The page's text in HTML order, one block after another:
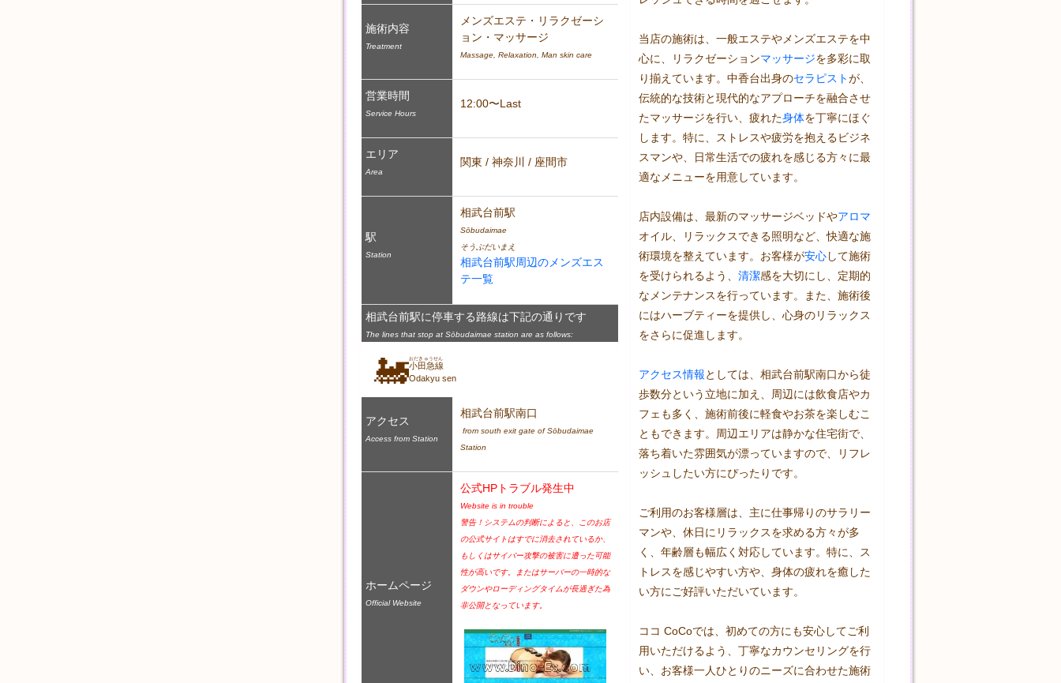
当店の施術は、一般エステやメンズエステを中
心に、リラクゼーションマッサージを多彩に取
り揃えています。中香台出身のセラピストが、
伝統的な技術と現代的なアプローチを融合させ
たマッサージを行い、疲れた身体を丁寧にほぐ
します。特に、ストレスや疲労を抱えるビジネ
スマンや、日常生活での疲れを感じる方々に最
適なメニューを用意しています。
店内設備は、最新のマッサージベッドやアロマ
オイル、リラックスできる照明など、快適な施
術環境を整えています。お客様が安心して施術
を受けられるよう、 清潔感を大切にし、定期的
なメンテナンスを行っています。また、施術後
にはハーブティーを提供し、心身のリラックス
をさらに促進します。
アクセス情報としては、相武台前駅南口から徒
歩数分という立地に加え、周辺には飲食店やカ
フェも多く、施術前後に軽食やお茶を楽しむこ
ともできます。周辺エリアは静かな住宅街で、
落ち着いた雰囲気が漂っていますので、リフレ
ッシュしたい方にぴったりです。
ご利用のお客様層は、主に仕事帰りのサラリー
マンや、休日にリラックスを求める方々が多
く、年齢層も幅広く対応しています。特に、ス
トレスを感じやすい方や、身体の疲れを癒した
い方にご好評いただいています。
ココ CoCoでは、初めての方にも安心してご利
用いただけるよう、丁寧なカウンセリングを行
い、お客様一人ひとりのニーズに合わせた施術
施術内容
Treatment
メンズエステ・リラクゼーシ
ョン・マッサージ
Massage, Relaxation, Man skin care
営業時間
Service Hours
12:00〜Last
エリア
Area
関東 / 神奈川 / 座間市
駅
Station
相武台前駅
Sōbudaimae
そうぶだいまえ
相武台前駅周辺のメンズエス
テ一覧
相武台前駅に停車する路線は下記の通りです
The lines that stop at Sōbudaimae station are as follows:
🚂小田急線
おだきゅうせん
Odakyu sen
アクセス
Access from Station
相武台前駅南口
Station
ホームページ
Official Website
公式HPトラブル発生中
Website is in trouble
警告！システムの判断によると、このお店
の公式サイトはすでに消去されているか、
もしくはサイバー攻撃の被害に遭った可能
性が高いです。またはサーバーの一時的な
ダウンやローディングタイムが長過ぎた為
非公開となっています。